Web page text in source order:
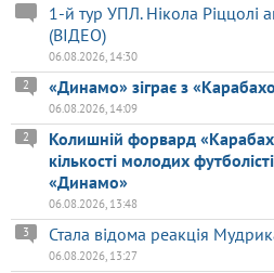
1-й тур УПЛ. Нікола Ріццолі
(ВІДЕО)
06.08.2026, 14:30
«Динамо» зіграє з
2
06.08.2026, 14:09
Колишній форвард
кількості молодих
«Динамо»
2
06.08.2026, 13:48
Стала відома реакція
3
06.08.2026, 13:27